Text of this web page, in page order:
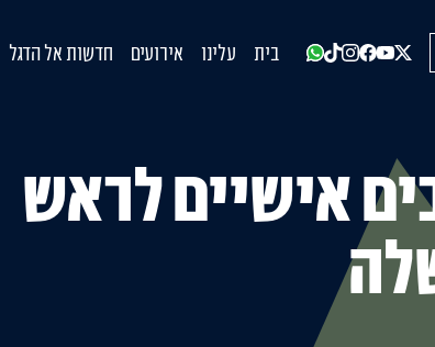
בית עלינו אירועים חדשות אל הדגל
עדכונים מהשטח
אישיים לראש